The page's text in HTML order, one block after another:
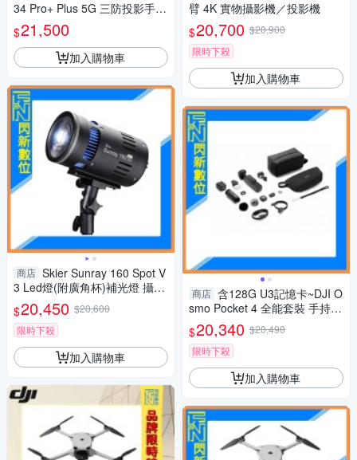
34 Pro+ Plus 5G 三防投影手機
25500mAh 自動對焦投影
$21,500
加入購物車
商店 Skier Sunray 160 Spot V
3 Led燈(附廣角杯)補光燈 攝影
燈(公司貨)
$20,450 $20,600
限時下殺
加入購物車
臂 4K 實物攝影機／投影機
$20,700 $20,900
限時下殺
加入購物車
商店 含128G U3記憶卡~DJI O
smo Pocket 4 全能套裝 手持口
袋攝影機/相機(POCKET4，公
司貨)三軸雲台
$20,340 $20,490
限時下殺
加入購物車